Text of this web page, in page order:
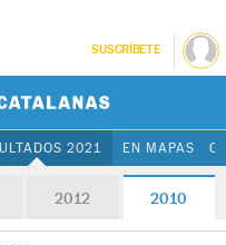
SUSCRÍBETE
2021 EN MAPAS
2012 2010